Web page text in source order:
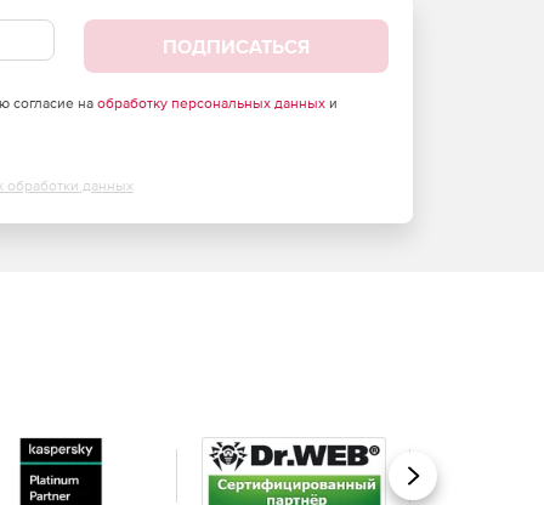
ПОДПИСАТЬСЯ
согласие на обработку персональных данныхи
обработки данных
Вперед